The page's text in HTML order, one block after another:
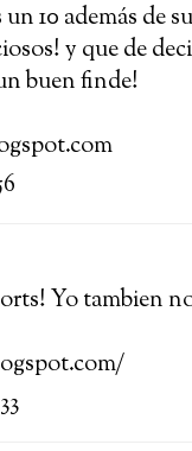
10 además de
y que de
buen finde!
Yo tambien